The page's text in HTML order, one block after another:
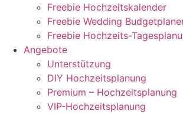
Freebie Hochzeitskalender
Freebie Wedding
Freebie Hochzeits-
Angebote
Unterstützung
DIY Hochzeitsplanung
Premium – Hochzeitsplanung
VIP-Hochzeitsplanung